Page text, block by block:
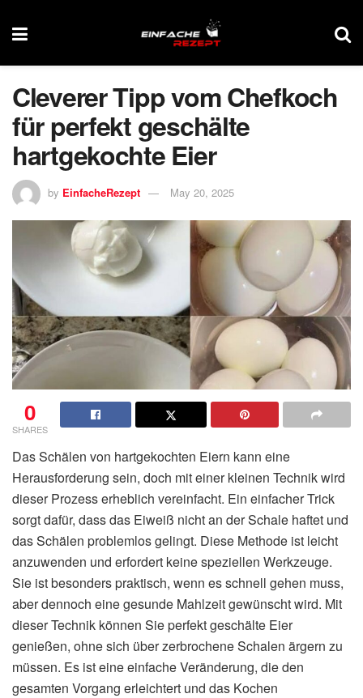
Cleverer Tipp vom Chefkoch
für perfekt geschälte
hartgekochte Eier
by EinfacheRezept May 20, 2025
0
SHARES
Das Schälen von hartgekochten Eiern kann eine
Herausforderung sein, doch mit einer kleinen Technik wird
dieser Prozess erheblich vereinfacht. Ein einfacher Trick
sorgt dafür, dass das Eiweiß nicht an der Schale haftet und
das Schälen problemlos gelingt. Diese Methode ist leicht
anzuwenden und erfordert keine speziellen Werkzeuge.
Sie ist besonders praktisch, wenn es schnell gehen muss,
aber dennoch eine gesunde Mahlzeit gewünscht wird. Mit
dieser Technik können Sie perfekt geschälte Eier
genießen, ohne sich über zerbrochene Schalen ärgern zu
müssen. Es ist eine einfache Veränderung, die den
gesamten Vorgang erleichtert und das Kochen